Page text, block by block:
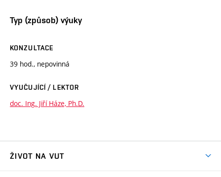
Typ (způsob) výuky
KONZULTACE
39 hod., nepovinná
VYUČUJÍCÍ / LEKTOR
doc. Ing. Jiří Háze, Ph.D.
ŽIVOT NA VUT